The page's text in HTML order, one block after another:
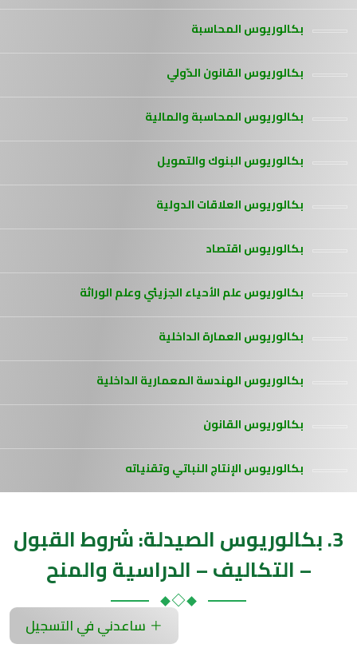
بكالوريوس المحاسبة
بكالوريوس القانون الدّولي
بكالوريوس المحاسبة والمالية
بكالوريوس البنوك والتمويل
بكالوريوس العلاقات الدولية
بكالوريوس اقتصاد
بكالوريوس علم الأحياء الجزيئي وعلم الوراثة
بكالوريوس العمارة الداخلية
بكالوريوس الهندسة المعمارية الداخلية
بكالوريوس القانون
بكالوريوس الإنتاج النباتي وتقنياته
3. بكالوريوس الصيدلة: شروط القبول
– التكاليف – الدراسية والمنح
ساعدني في التسجيل